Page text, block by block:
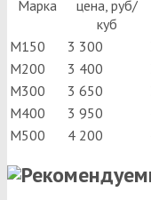
Марка
цена, руб/
куб
М150
3 300
М200
3 400
М300
3 650
М400
3 950
М500
4 200